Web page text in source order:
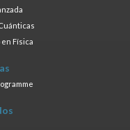
Física